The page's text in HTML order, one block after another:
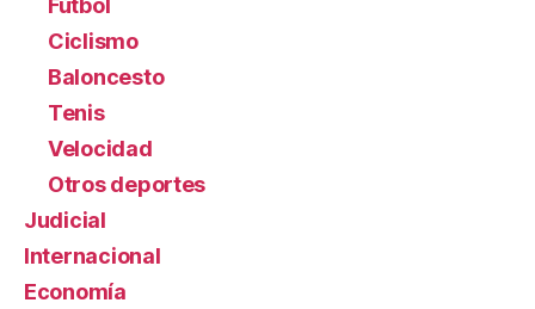
Fútbol
Ciclismo
Baloncesto
Tenis
Velocidad
Otros deportes
Judicial
Internacional
Economía